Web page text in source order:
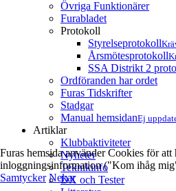
Övriga Funktionärer
Furabladet
Protokoll
Styrelseprotokoll
Årsmötesprotokoll
SSA Distrikt 2
Ordföranden har ordet
Furas Tidskrifter
Stadgar
Manual hemsidanEj
Artiklar
Klubbaktiviteter
Nyheter
Teknikinfo
DX och Tester
Furas hemsida använder Cookies för att
inloggningsinformation ("Kom ihåg
Samtycker Nekar